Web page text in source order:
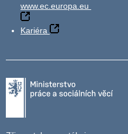
www.ec.europa.eu
Kariéra